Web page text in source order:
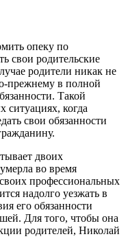
опеку по
свои родительские
родители никак не
прежнему в полной
Такой
ситуациях, когда
свои обязанности
двоих
во время
профессиональных
надолго уезжать в
его обязанности
Для того, чтобы она
родителей, Николай